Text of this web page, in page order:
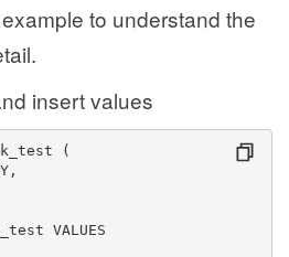
to understand the
insert values
(
VALUES